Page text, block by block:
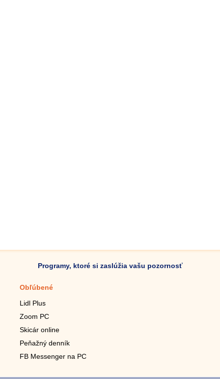
Programy, ktoré si zaslúžia vašu pozornosť
Obľúbené
Lidl Plus
Zoom PC
Skicár online
Peňažný denník
FB Messenger na PC